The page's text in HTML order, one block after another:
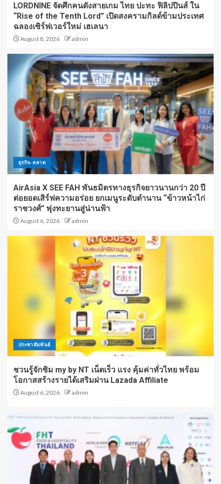
LORDNINE จัดศึกคนดังสายเกม ไทย ปะทะ ฟิลิปปินส์ ใน
“Rise of the Tenth Lord” เปิดสงครามกิลด์ข้ามประเทศ
ฉลองเซิร์ฟเวอร์ใหม่ เฮเลนา
August 8, 2026 admin
ธุรกิจ-ตลาด
AirAsia X SEE FAH พันธมิตรทางธุรกิจยาวนานกว่า 20 ปี
ต่อยอดเสิร์ฟความอร่อย ยกเมนูระดับตำนาน “ข้าวหน้าไก่
ราชวงศ์” พุ่งทะยานสู่น่านฟ้า
August 6, 2026 admin
ประชาสัมพันธ์
ชวนรู้จักซิม my by NT เน็ตเร็ว แรง คุ้มค่าทั่วไทย พร้อม
โอกาสสร้างรายได้เสริมผ่าน Lazada Affiliate
August 6, 2026 admin